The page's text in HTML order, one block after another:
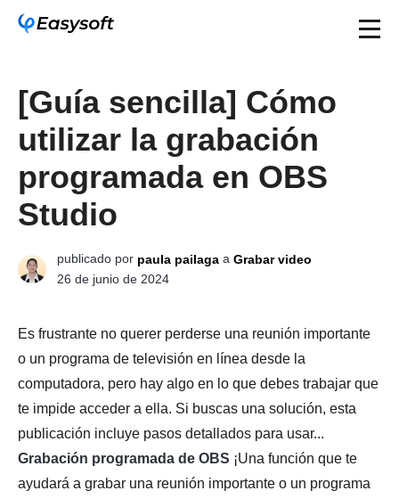
[Guía sencilla] Cómo
utilizar la grabación
programada en OBS
Studio
publicado por paula pailaga a Grabar video
26 de junio de 2024
Es frustrante no querer perderse una reunión importante
o un programa de televisión en línea desde la
computadora, pero hay algo en lo que debes trabajar que
te impide acceder a ella. Si buscas una solución, esta
publicación incluye pasos detallados para usar...
Grabación programada de OBS ¡Una función que te
ayudará a grabar una reunión importante o un programa